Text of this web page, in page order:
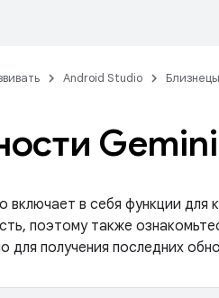
Android Studio
включает в себя функции
поэтому также
для получения последних